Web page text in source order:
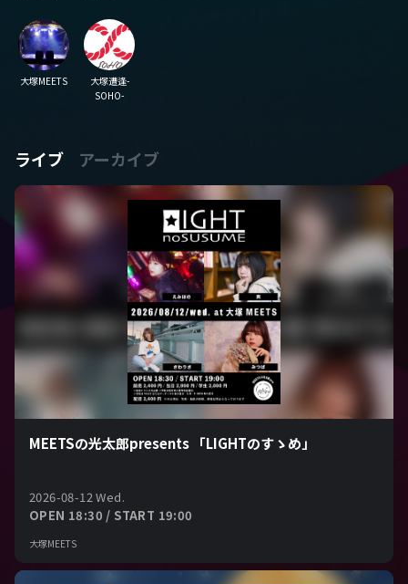
大塚MEETS
大塚遭逢-
SOHO-
ライブ アーカイブ
MEETSの光太郎presents 「LIGHTのすゝめ」
2026-08-12 Wed.
OPEN 18:30 / START 19:00
大塚MEETS